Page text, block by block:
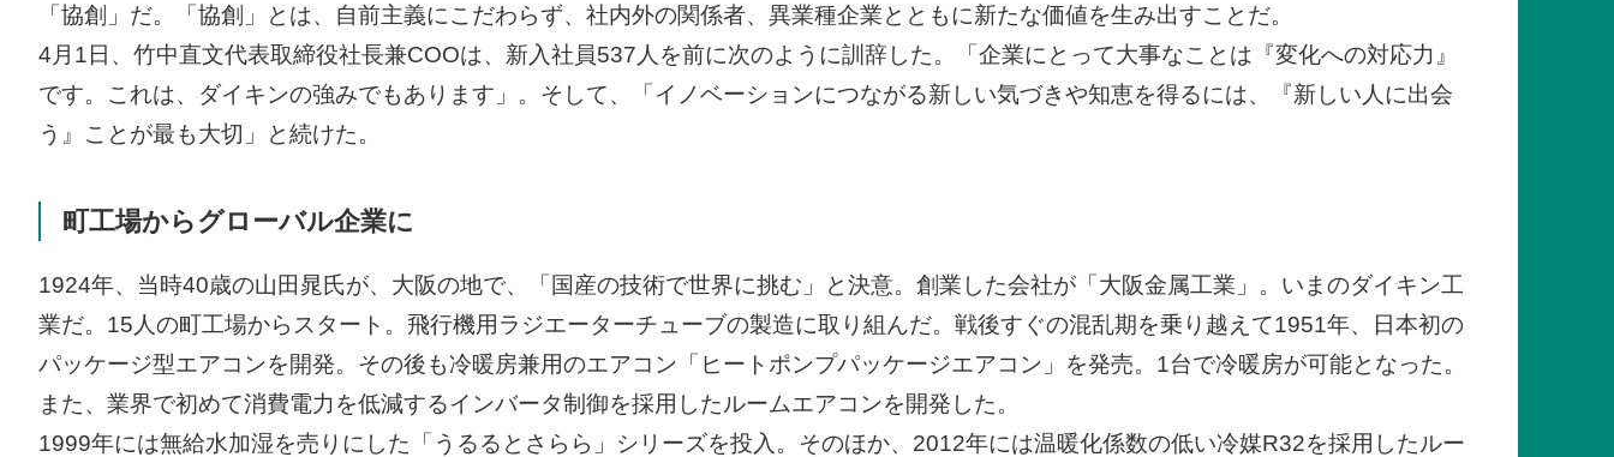
「協創」だ。「協創」とは、自前主義にこだわらず、社内外の関係者、異業種企業とともに新たな価値を生み出すことだ。
4月1日、竹中直文代表取締役社長兼COOは、新入社員537人を前に次のように訓辞した。「企業にとって大事なことは『変化への対応力』
です。これは、ダイキンの強みでもあります」。そして、「イノベーションにつながる新しい気づきや知恵を得るには、『新しい人に出会
う』ことが最も大切」と続けた。
町工場からグローバル企業に
1924年、当時40歳の山田晁氏が、大阪の地で、「国産の技術で世界に挑む」と決意。創業した会社が「大阪金属工業」。いまのダイキン工
業だ。15人の町工場からスタート。飛行機用ラジエーターチューブの製造に取り組んだ。戦後すぐの混乱期を乗り越えて1951年、日本初の
パッケージ型エアコンを開発。その後も冷暖房兼用のエアコン「ヒートポンプパッケージエアコン」を発売。1台で冷暖房が可能となった。
また、業界で初めて消費電力を低減するインバータ制御を採用したルームエアコンを開発した。
1999年には無給水加湿を売りにした「うるるとさらら」シリーズを投入。そのほか、2012年には温暖化係数の低い冷媒R32を採用したルー